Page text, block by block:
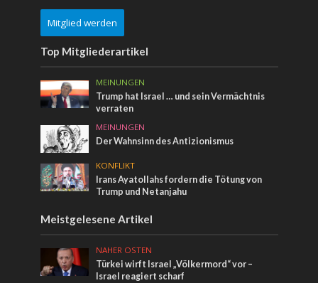
Mitglied werden
Top Mitgliederartikel
MEINUNGEN
Trump hat Israel … und sein Vermächtnis
verraten
MEINUNGEN
Der Wahnsinn des Antizionismus
KONFLIKT
Irans Ayatollahs fordern die Tötung von
Trump und Netanjahu
Meistgelesene Artikel
NAHER OSTEN
Türkei wirft Israel „Völkermord“ vor –
Israel reagiert scharf